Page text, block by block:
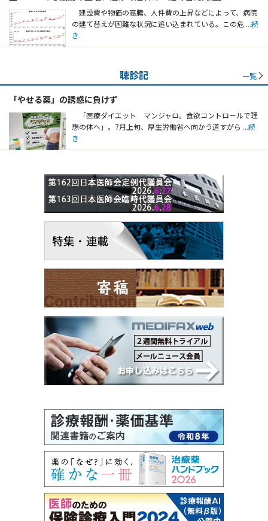
建設費や物価の高騰、人件費の上昇などによって、病院
の建て替えが困難な状況に追い込まれている。この危 ...続
き
聴診記 一覧
「やせる薬」の誘惑に負けず
「医療ダイエット マンジャロ。食欲コントロールで理
想の体へ」。7月上旬、厚生労働省へ向かう道すがら ...続
き